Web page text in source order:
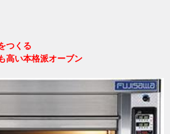
つくる
高い本格派オーブン